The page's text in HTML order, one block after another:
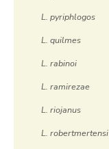
L. pyriphlogos
L. quilmes
L. rabinoi
L. ramirezae
L. riojanus
L. robertmertensi